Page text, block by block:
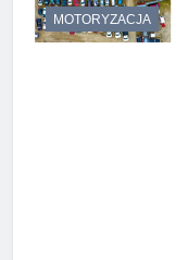
MOTORYZACJA